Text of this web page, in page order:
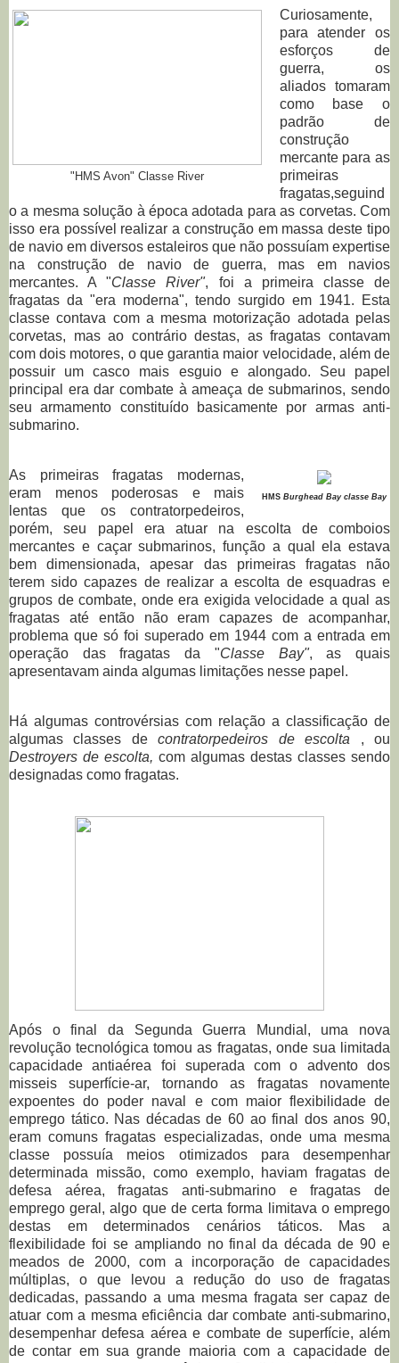
"HMS Avon" Classe River
Curiosamente,
para atender os
esforços de
guerra, os
aliados tomaram
como base o
padrão de
construção
mercante para as
primeiras
fragatas,seguind
o a mesma solução à época adotada para as corvetas. Com
isso era possível realizar a construção em massa deste tipo
de navio em diversos estaleiros que não possuíam expertise
na construção de navio de guerra, mas em navios
mercantes. A "Classe River", foi a primeira classe de
fragatas da "era moderna", tendo surgido em 1941. Esta
classe contava com a mesma motorização adotada pelas
corvetas, mas ao contrário destas, as fragatas contavam
com dois motores, o que garantia maior velocidade, além de
possuir um casco mais esguio e alongado. Seu papel
principal era dar combate à ameaça de submarinos, sendo
seu armamento constituído basicamente por armas anti-
submarino.
HMS Burghead Bay classe Bay
As primeiras fragatas modernas,
eram menos poderosas e mais
lentas que os contratorpedeiros,
porém, seu papel era atuar na escolta de comboios
mercantes e caçar submarinos, função a qual ela estava
bem dimensionada, apesar das primeiras fragatas não
terem sido capazes de realizar a escolta de esquadras e
grupos de combate, onde era exigida velocidade a qual as
fragatas até então não eram capazes de acompanhar,
problema que só foi superado em 1944 com a entrada em
operação das fragatas da "Classe Bay", as quais
apresentavam ainda algumas limitações nesse papel.
Há algumas controvérsias com relação a classificação de
algumas classes decontratorpedeiros de escolta , ou
Destroyers de escolta, com algumas destas classes sendo
designadas como fragatas.
Após o final da Segunda Guerra Mundial, uma nova
revolução tecnológica tomou as fragatas, onde sua limitada
capacidade antiaérea foi superada com o advento dos
misseis superfície-ar, tornando as fragatas novamente
expoentes do poder naval e com maior flexibilidade de
emprego tático. Nas décadas de 60 ao final dos anos 90,
eram comuns fragatas especializadas, onde uma mesma
classe possuía meios otimizados para desempenhar
determinada missão, como exemplo, haviam fragatas de
defesa aérea, fragatas anti-submarino e fragatas de
emprego geral, algo que de certa forma limitava o emprego
destas em determinados cenários táticos. Mas a
flexibilidade foi se ampliando no final da década de 90 e
meados de 2000, com a incorporação de capacidades
múltiplas, o que levou a redução do uso de fragatas
dedicadas, passando a uma mesma fragata ser capaz de
atuar com a mesma eficiência dar combate anti-submarino,
desempenhar defesa aérea e combate de superfície, além
de contar em sua grande maioria com a capacidade de